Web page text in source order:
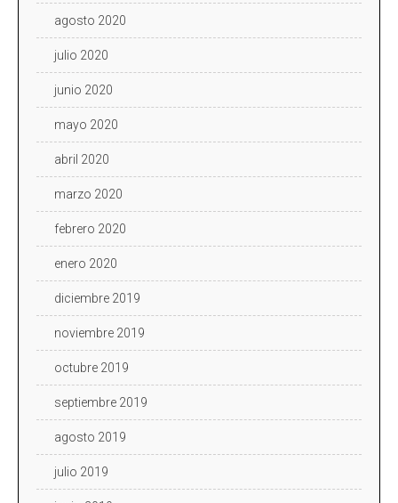
agosto 2020
julio 2020
junio 2020
mayo 2020
abril 2020
marzo 2020
febrero 2020
enero 2020
diciembre 2019
noviembre 2019
octubre 2019
septiembre 2019
agosto 2019
julio 2019